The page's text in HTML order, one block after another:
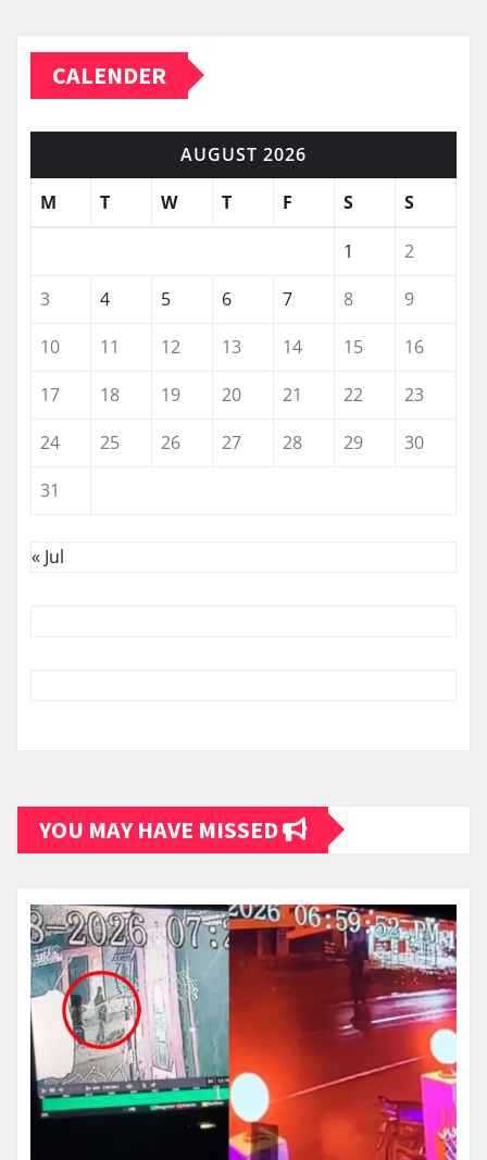
CALENDER
AUGUST 2026
M
T W T F S S
1
2
3
4 5 6 7 8
9
10
11 12 13 14 15
16
17
18 19 20 21 22
23
24
25 26 27 28 29
30
31
« Jul
YOU MAY HAVE MISSED